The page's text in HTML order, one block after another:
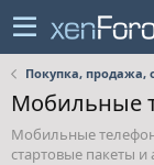
Покупка, продажа,
Мобильные
Мобильные
стартовые пакеты и